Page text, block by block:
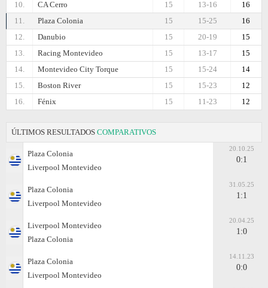
10.
CA Cerro 16
13-16
15
11.
Plaza Colonia 16
15-25
15
12.
Danubio 15
20-19
15
13.
Racing Montevideo 15
13-17
15
14.
Montevideo City Torque 14
15-24
15
15.
Boston River 12
15-23
15
16.
Fénix 12
11-23
15
ÚLTIMOS RESULTADOS COMPARATIVOS
Plaza Colonia
Liverpool Montevideo
20.10.25
0:1
Plaza Colonia
Liverpool Montevideo
31.05.25
1:1
Liverpool Montevideo
Plaza Colonia
20.04.25
1:0
Plaza Colonia
Liverpool Montevideo
14.11.23
0:0